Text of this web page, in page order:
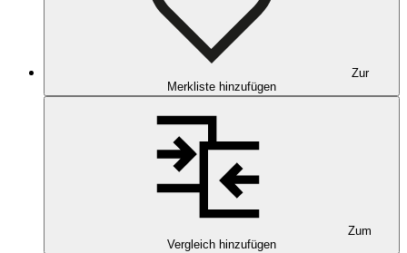
Zur
Merkliste hinzufügen
Zum
Vergleich hinzufügen